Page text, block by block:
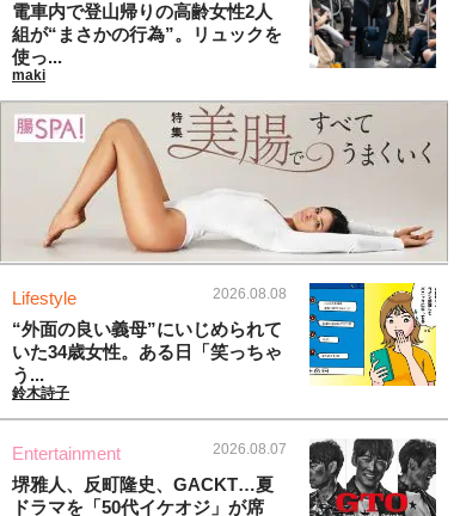
電車内で登山帰りの高齢女性2人
組が“まさかの行為”。リュックを
使っ...
maki
Lifestyle 2026.08.08
“外面の良い義母”にいじめられて
いた34歳女性。ある日「笑っちゃ
う...
鈴木詩子
Entertainment 2026.08.07
堺雅人、反町隆史、GACKT…夏
ドラマを「50代イケオジ」が席